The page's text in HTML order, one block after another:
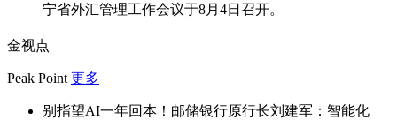
宁省外汇管理工作会议于8月4日召开。
金视点
Peak Point 更多
别指望AI一年回本！邮储银行原行长刘建军：智能化